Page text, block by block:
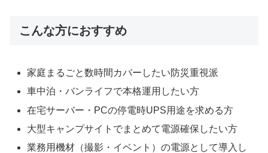
こんな方におすすめ
家庭まるごと数時間カバーしたい防災重視派
車中泊・バンライフで本格運用したい方
在宅サーバー・PCの停電時UPS用途を求める方
大型キャンプサイトでまとめて電源確保したい方
業務用機材（撮影・イベント）の電源として導入し